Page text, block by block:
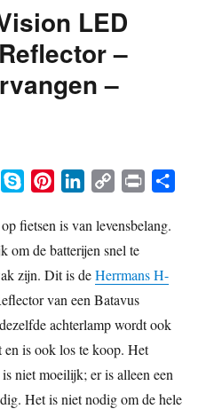
LED
–
–
W
p
y
p
e
n
t
e
r
e
s
n
k
e
d
I
p
y
L
i
n
i
t
fietsen is van levensbelang.
om de batterijen snel te
zijn. Dit is deHerrmans H-
van een Batavus
achterlamp wordt ook
en is ook los te koop. Het
niet moeilijk; er is alleen een
Het is niet nodig om de hele